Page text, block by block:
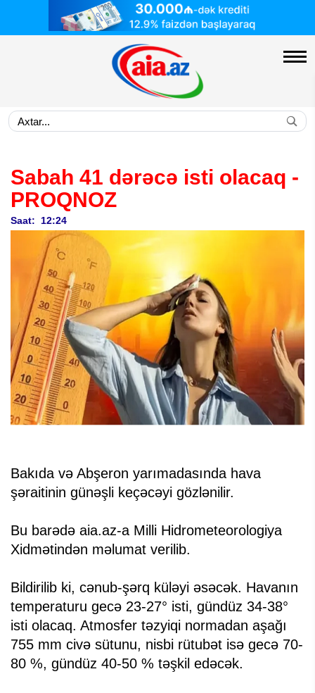
Sabah 41 dərəcə isti olacaq -
PROQNOZ
Saat: 12:24
Bakıda və Abşeron yarımadasında hava
şəraitinin günəşli keçəcəyi gözlənilir.
Bu barədə aia.az-a Milli Hidrometeorologiya
Xidmətindən məlumat verilib.
Bildirilib ki, cənub-şərq küləyi əsəcək. Havanın
temperaturu gecə 23-27° isti, gündüz 34-38°
isti olacaq. Atmosfer təzyiqi normadan aşağı
755 mm civə sütunu, nisbi rütubət isə gecə 70-
80 %, gündüz 40-50 % təşkil edəcək.